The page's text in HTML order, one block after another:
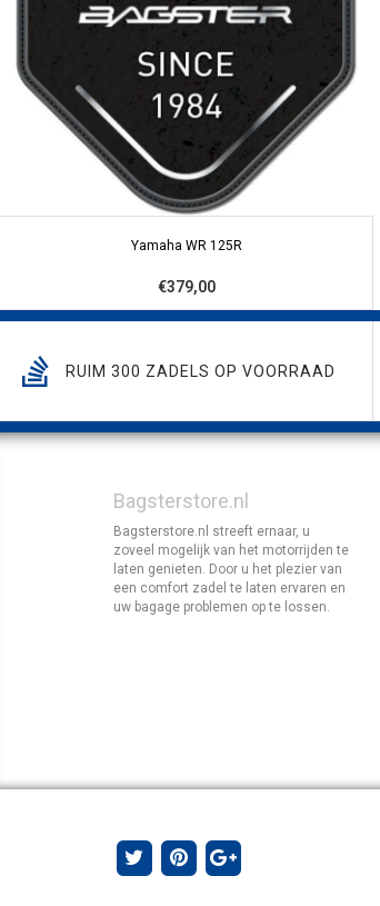
Yamaha WR 125R
€379,00
RUIM 300 ZADELS OP VOORRAAD
Bagsterstore.nl
Bagsterstore.nl streeft ernaar, u
zoveel mogelijk van het motorrijden te
laten genieten. Door u het plezier van
een comfort zadel te laten ervaren en
uw bagage problemen op te lossen.